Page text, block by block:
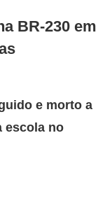
BR-230 em
e morto a
escola no